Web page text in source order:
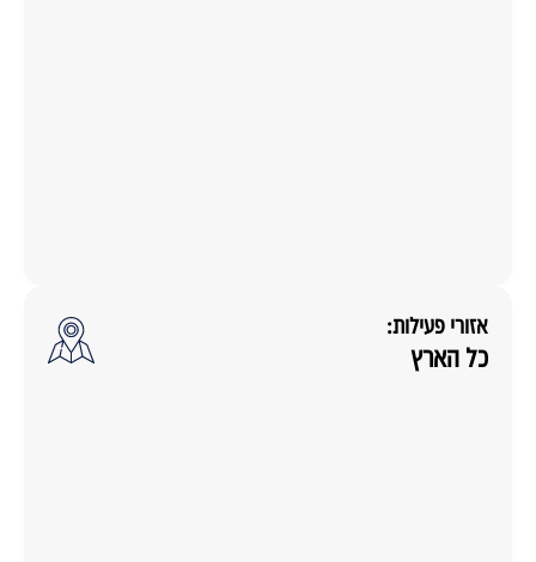
אזורי פעילות:
כל הארץ